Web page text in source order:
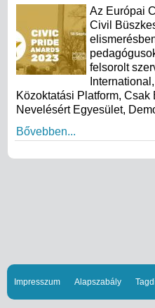
Az Európai
Civil
felsorolt
Közoktatási Platform,
Nevelésért Egyesület,
Bővebben...
Impresszum Alapszabály